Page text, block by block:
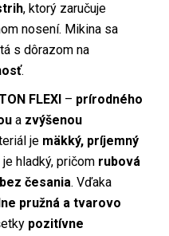
, ktorý zaručuje
nosení. Mikina sa
s dôrazom na
.
FLEXI – prírodného
a zvýšenou
je mäkký, príjemný
hladký, pričom rubová
česania. Vďaka
pružná a tvarovo
pozitívne